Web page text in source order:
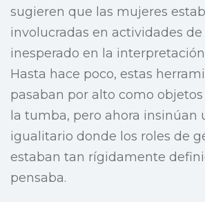
sugieren que las mujeres
involucradas en actividades
inesperado en la
Hasta hace poco, estas
pasaban por alto como
la tumba, pero ahora insinúan
igualitario donde los roles de
estaban tan rígidamente
pensaba.